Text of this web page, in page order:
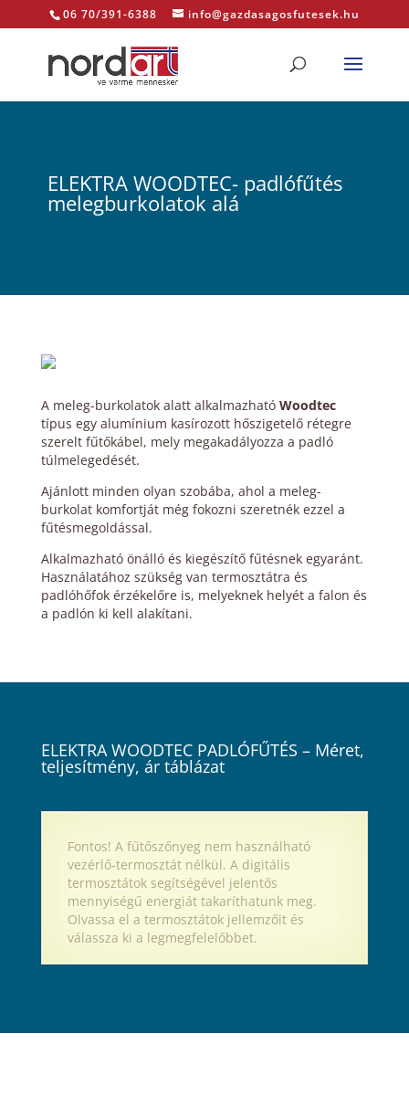
06 70/391-6388 info@gazdasagosfutesek.hu
ELEKTRA WOODTEC- padlófűtés
melegburkolatok alá
A meleg-burkolatok alatt alkalmazható Woodtec
típus egy alumínium kasírozott hőszigetelő rétegre
szerelt fűtőkábel, mely megakadályozza a padló
túlmelegedését.
Ajánlott minden olyan szobába, ahol a meleg-
burkolat komfortját még fokozni szeretnék ezzel a
fűtésmegoldással.
Alkalmazható önálló és kiegészítő fűtésnek egyaránt.
Használatához szükség van termosztátra és
padlóhőfok érzékelőre is, melyeknek helyét a falon és
a padlón ki kell alakítani.
ELEKTRA WOODTEC PADLÓFŰTÉS – Méret,
teljesítmény, ár táblázat
Fontos! A fűtőszőnyeg nem használható
vezérlő-termosztát nélkül. A digitális
termosztátok segítségével jelentős
mennyiségű energiát takaríthatunk meg.
Olvassa el a termosztátok jellemzőit és
válassza ki a legmegfelelőbbet.